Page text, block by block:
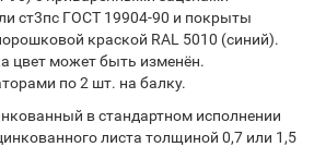
ст3пс ГОСТ 19904-90 и покрыты
краской RAL 5010 (синий).
цвет может быть изменён.
по 2 шт. на балку.
в стандартном исполнении
листа толщиной 0,7 или 1,5